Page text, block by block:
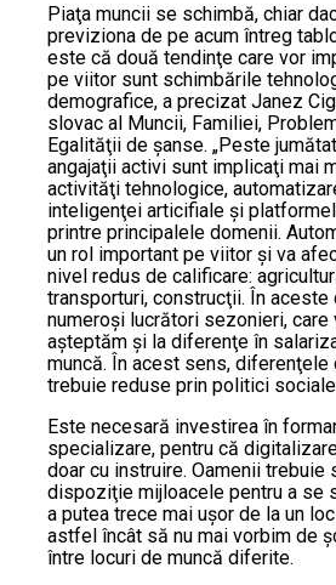
Piaţa muncii se schimbă, chiar
previziona de pe acum întreg
este că două tendinţe care vor
pe viitor sunt schimbările
demografice, a precizat Janez
slovac al Muncii, Familiei,
Egalităţii de şanse. „Peste
angajaţii activi sunt implicaţi mai
activităţi tehnologice,
inteligenţei articifiale şi
printre principalele domenii.
un rol important pe viitor şi va
nivel redus de calificare:
transporturi, construcţii. În
numeroşi lucrători sezonieri,
aşteptăm şi la diferenţe în
muncă. În acest sens, diferenţele
trebuie reduse prin politici
Este necesară investirea în
specializare, pentru că
doar cu instruire. Oamenii trebuie
dispoziţie mijloacele pentru a se
a putea trece mai uşor de la un
astfel încât să nu mai vorbim de
între locuri de muncă diferite.